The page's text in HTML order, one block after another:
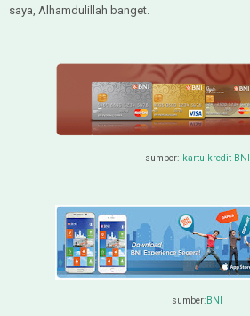
saya, Alhamdulillah banget.
sumber: kartu kredit BNI
sumber:BNI